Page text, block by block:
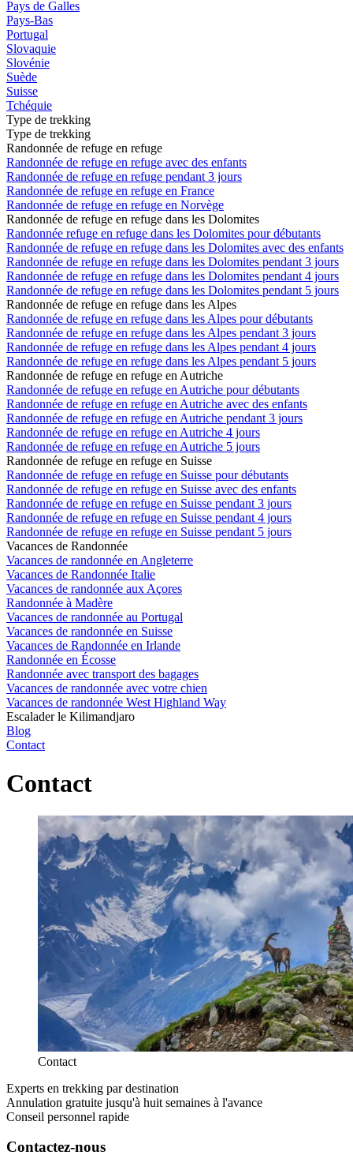
Pays de Galles
Pays-Bas
Portugal
Slovaquie
Slovénie
Suède
Suisse
Tchéquie
Type de trekking
Type de trekking
Randonnée de refuge en refuge
Randonnée de refuge en refuge avec des enfants
Randonnée de refuge en refuge pendant 3 jours
Randonnée de refuge en refuge en France
Randonnée de refuge en refuge en Norvège
Randonnée de refuge en refuge dans les Dolomites
Randonnée refuge en refuge dans les Dolomites pour débutants
Randonnée de refuge en refuge dans les Dolomites avec des enfants
Randonnée de refuge en refuge dans les Dolomites pendant 3 jours
Randonnée de refuge en refuge dans les Dolomites pendant 4 jours
Randonnée de refuge en refuge dans les Dolomites pendant 5 jours
Randonnée de refuge en refuge dans les Alpes
Randonnée de refuge en refuge dans les Alpes pour débutants
Randonnée de refuge en refuge dans les Alpes pendant 3 jours
Randonnée de refuge en refuge dans les Alpes pendant 4 jours
Randonnée de refuge en refuge dans les Alpes pendant 5 jours
Randonnée de refuge en refuge en Autriche
Randonnée de refuge en refuge en Autriche pour débutants
Randonnée de refuge en refuge en Autriche avec des enfants
Randonnée de refuge en refuge en Autriche pendant 3 jours
Randonnée de refuge en refuge en Autriche 4 jours
Randonnée de refuge en refuge en Autriche 5 jours
Randonnée de refuge en refuge en Suisse
Randonnée de refuge en refuge en Suisse pour débutants
Randonnée de refuge en refuge en Suisse avec des enfants
Randonnée de refuge en refuge en Suisse pendant 3 jours
Randonnée de refuge en refuge en Suisse pendant 4 jours
Randonnée de refuge en refuge en Suisse pendant 5 jours
Vacances de Randonnée
Vacances de randonnée en Angleterre
Vacances de Randonnée Italie
Vacances de randonnée aux Açores
Randonnée à Madère
Vacances de randonnée au Portugal
Vacances de randonnée en Suisse
Vacances de Randonnée en Irlande
Randonnée en Écosse
Randonnée avec transport des bagages
Vacances de randonnée avec votre chien
Vacances de randonnée West Highland Way
Escalader le Kilimandjaro
Blog
Contact
Contact
Contact
Experts en trekking par destination
Annulation gratuite jusqu'à huit semaines à l'avance
Conseil personnel rapide
Contactez-nous